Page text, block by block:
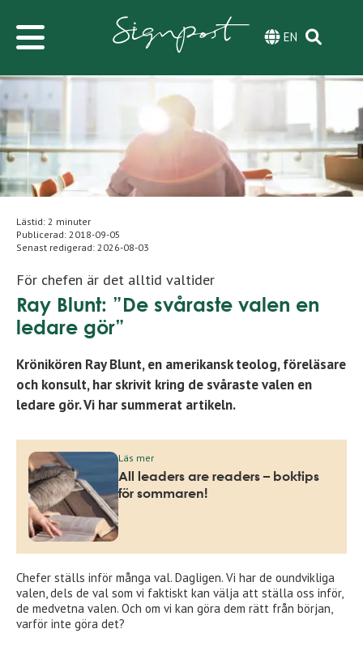
EN
Lästid: 2 minuter
Publicerad: 2018-09-05
Senast redigerad: 2026-08-03
För chefen är det alltid valtider
Ray Blunt: ”De svåraste valen en
ledare gör”
Krönikören Ray Blunt, en amerikansk teolog, föreläsare
och konsult, har skrivit kring de svåraste valen en
ledare gör. Vi har summerat artikeln.
Läs mer
All leaders are readers – boktips
för sommaren!
Chefer ställs inför många val. Dagligen. Vi har de oundvikliga
valen, dels de val som vi faktiskt kan välja att ställa oss inför,
de medvetna valen. Och om vi kan göra dem rätt från början,
varför inte göra det?